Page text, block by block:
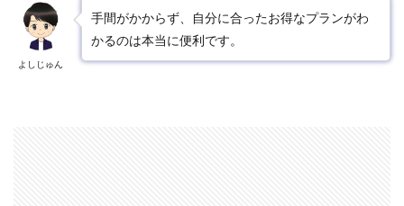
よしじゅん
手間がかからず、自分に合ったお得なプランがわ
かるのは本当に便利です。